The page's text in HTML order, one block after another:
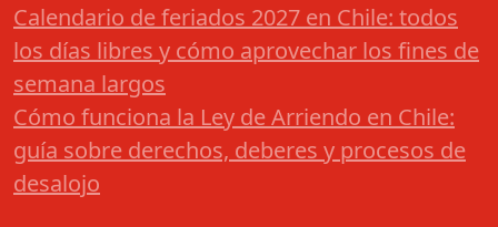
Calendario de feriados 2027 en Chile: todos
los días libres y cómo aprovechar los fines de
semana largos
Cómo funciona la Ley de Arriendo en Chile:
guía sobre derechos, deberes y procesos de
desalojo